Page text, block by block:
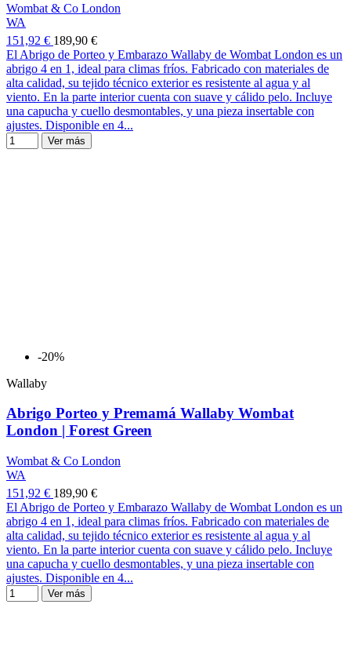
Wombat & Co London
WA
151,92 € 189,90 €
El Abrigo de Porteo y Embarazo Wallaby de Wombat London es un
abrigo 4 en 1, ideal para climas fríos. Fabricado con materiales de
alta calidad, su tejido técnico exterior es resistente al agua y al
viento. En la parte interior cuenta con suave y cálido pelo. Incluye
una capucha y cuello desmontables, y una pieza insertable con
ajustes. Disponible en 4...
Ver más
-20%
Wallaby
Abrigo Porteo y Premamá Wallaby Wombat
London | Forest Green
Wombat & Co London
WA
151,92 € 189,90 €
El Abrigo de Porteo y Embarazo Wallaby de Wombat London es un
abrigo 4 en 1, ideal para climas fríos. Fabricado con materiales de
alta calidad, su tejido técnico exterior es resistente al agua y al
viento. En la parte interior cuenta con suave y cálido pelo. Incluye
una capucha y cuello desmontables, y una pieza insertable con
ajustes. Disponible en 4...
Ver más